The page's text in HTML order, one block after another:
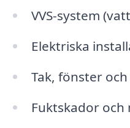
VVS-system
Elektriska
Tak, fönster
Fuktskador och